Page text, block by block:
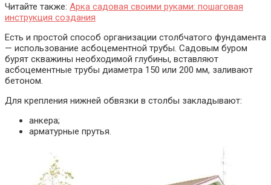
Читайте также: Арка садовая своими руками: пошаговая
инструкция создания
Есть и простой способ организации столбчатого фундамента
— использование асбоцементной трубы. Садовым буром
бурят скважины необходимой глубины, вставляют
асбоцементные трубы диаметра 150 или 200 мм, заливают
бетоном.
Для крепления нижней обвязки в столбы закладывают:
анкера;
арматурные прутья.